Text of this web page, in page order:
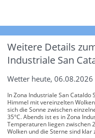
Weitere Details
Industriale San
Wetter heute, 06.08.2026
In Zona Industriale San
Himmel mit vereinzelten
sich die Sonne zwischen
35°C. Abends ist es in Zona
Temperaturen liegen zwischen
Wolken und die Sterne sind